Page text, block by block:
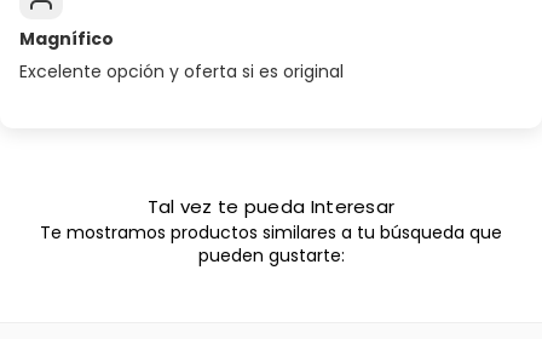
Magnífico
Excelente opción y oferta si es original
Tal vez te pueda Interesar
Te mostramos productos similares a tu búsqueda que
pueden gustarte: